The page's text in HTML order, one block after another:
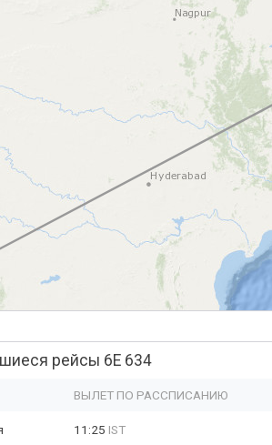
рейсы 6E 634
ВЫЛЕТ ПО РАССПИСАНИЮ
11:25 IST